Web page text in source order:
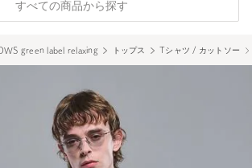
すべての商品から探す
green label relaxing トップス Tシャツ / カットソー